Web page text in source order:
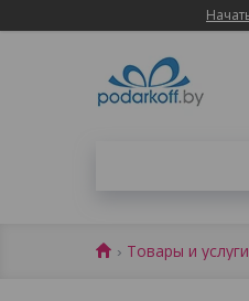
Товары и услуги